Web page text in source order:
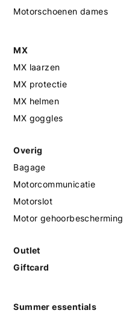
Motorschoenen dames
MX
MX laarzen
MX protectie
MX helmen
MX goggles
Overig
Bagage
Motorcommunicatie
Motorslot
Motor gehoorbescherming
Outlet
Giftcard
Summer essentials